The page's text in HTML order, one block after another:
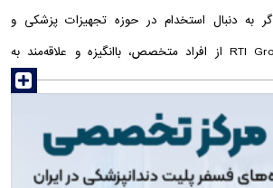
به دنبال استخدام در حوزه تجهیزات پزشکی و
دندانپزشکی هستید، RTI Group از افراد متخصص، باانگیزه و علاقه‌مند به
می‌کند. در حال حاضر فرصت‌های شغلی زیر در
مجموعه ما فعال است: کارشناس فروش تجهیزات اندوژن و لاپاراسکوپی
از نیروی انسانی توانمند آغاز می‌شود. به همین
read more